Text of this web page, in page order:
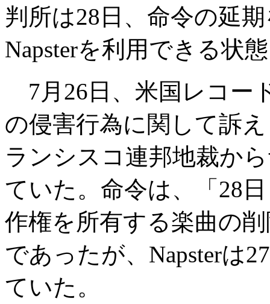
判所は28日、命令の延
Napsterを利用できる状
7月26日、米国レコー
の侵害行為に関して訴
ランシスコ連邦地裁か
ていた。命令は、「28
作権を所有する楽曲の
であったが、Napsterは
ていた。